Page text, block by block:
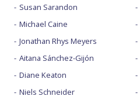
Susan Sarandon
Michael Caine
Jonathan Rhys Meyers
Aitana Sánchez-Gijón
Diane Keaton
Niels Schneider